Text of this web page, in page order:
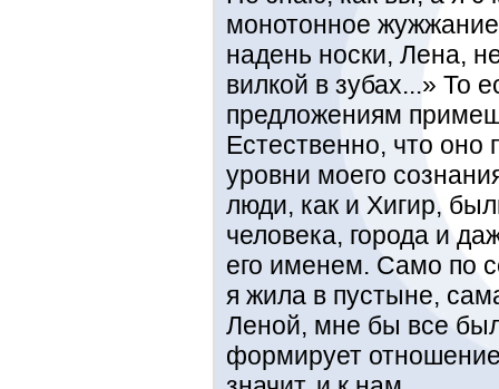
монотонное
надень носки, Лена,
вилкой в зубах...» То
предложениям
Естественно, что оно
уровни моего
люди, как и Хигир,
человека, города и
его именем. Само по
я жила в пустыне,
Леной, мне бы все
формирует